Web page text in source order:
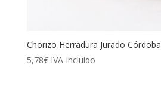
Chorizo Herradura Jurado Córdoba
5,78€ IVA Incluido